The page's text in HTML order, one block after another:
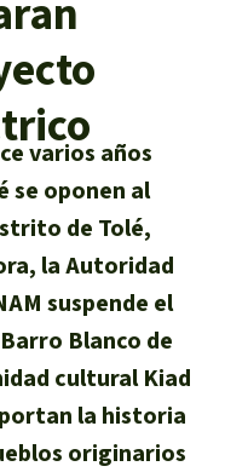
la Selva
la Selva
la Naturaleza
la Selva
Selva
de la
varios años
se oponen al
de Tolé,
la Autoridad
suspende el
Blanco de
cultural Kiad
la historia
originarios